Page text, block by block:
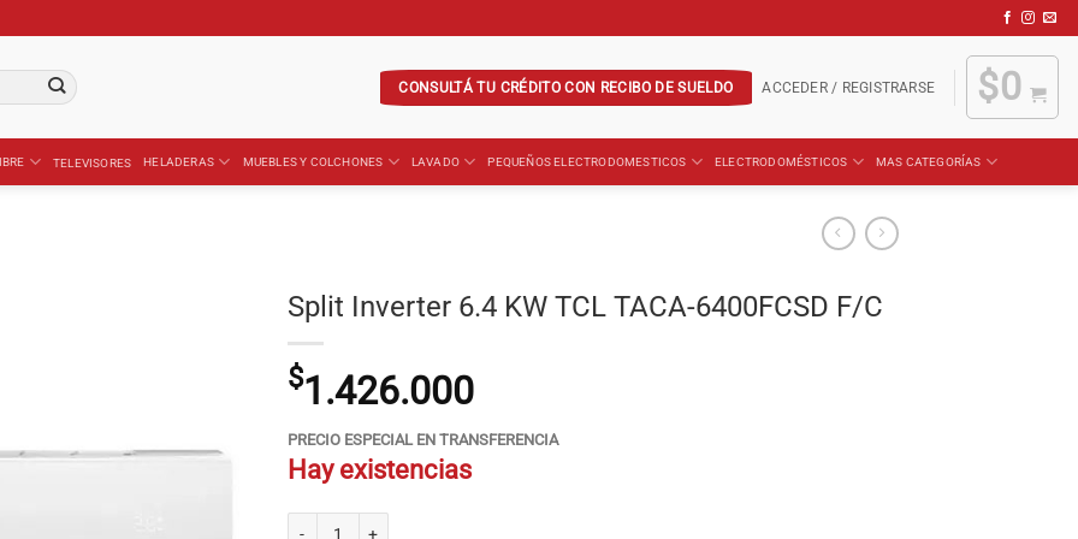
CONSULTÁ TU CRÉDITO CON RECIBO DE SUELDO ACCEDER / REGISTRARSE $0
TELEVISORES HELADERAS MUEBLES Y COLCHONES LAVADO PEQUEÑOS ELECTRODOMESTICOS ELECTRODOMÉSTICOS MAS CATEGORÍAS
Split Inverter 6.4 KW TCL TACA-6400FCSD F/C
$1.426.000
PRECIO ESPECIAL EN TRANSFERENCIA
Hay existencias